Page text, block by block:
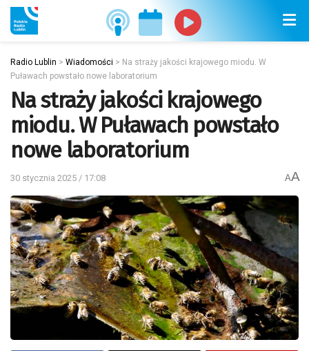
Radio Lublin > Wiadomości > Na straży jakości krajowego miodu. W
Puławach powstało nowe laboratorium
Na straży jakości krajowego
miodu. W Puławach powstało
nowe laboratorium
30 stycznia 2025 / 17:08 AA